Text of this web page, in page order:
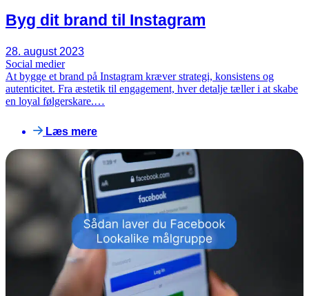
Byg dit brand til Instagram
28. august 2023
Social medier
At bygge et brand på Instagram kræver strategi, konsistens og
autenticitet. Fra æstetik til engagement, hver detalje tæller i at skabe
en loyal følgerskare.…
Læs mere